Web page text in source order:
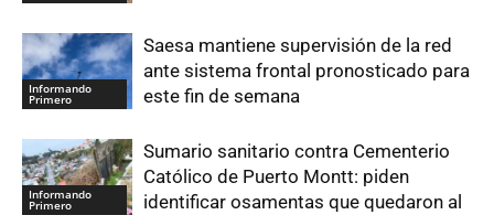
Informando
Primero
Saesa mantiene supervisión de la red
ante sistema frontal pronosticado para
este fin de semana
Informando
Primero
Sumario sanitario contra Cementerio
Católico de Puerto Montt: piden
identificar osamentas que quedaron al